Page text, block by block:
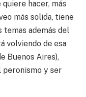
hacer, más
más solida, tiene
temas además del
volviendo de esa
Buenos Aires),
peronismo y ser